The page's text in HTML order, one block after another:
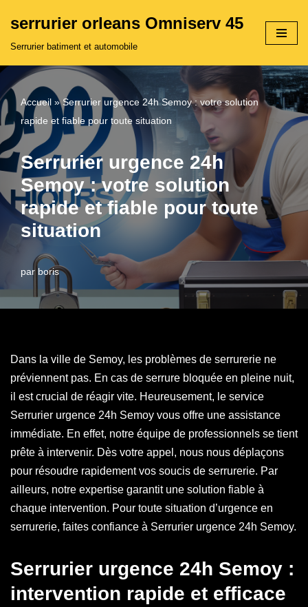
contenu
serrurier orleans Omniserv 45
Serrurier batiment et automobile
Accueil »Serrurier urgence 24h Semoy : votre solution
rapide et fiable pour toute situation
Serrurier urgence 24h
Semoy : votre solution
rapide et fiable pour toute
situation
par boris
Dans la ville de Semoy, les problèmes de serrurerie ne
préviennent pas. En cas de serrure bloquée en pleine nuit,
il est crucial de réagir vite. Heureusement, le service
Serrurier urgence 24h Semoy vous offre une assistance
immédiate. En effet, notre équipe de professionnels se tient
prête à intervenir. Dès votre appel, nous nous déplaçons
pour résoudre rapidement vos soucis de serrurerie. Par
ailleurs, notre expertise garantit une solution fiable à
chaque intervention. Pour toute situation d’urgence en
serrurerie, faites confiance à Serrurier urgence 24h Semoy.
Serrurier urgence 24h Semoy :
intervention rapide et efficace